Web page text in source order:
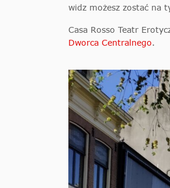
widz możesz zostać na
Casa Rosso Teatr
Dworca Centralnego.